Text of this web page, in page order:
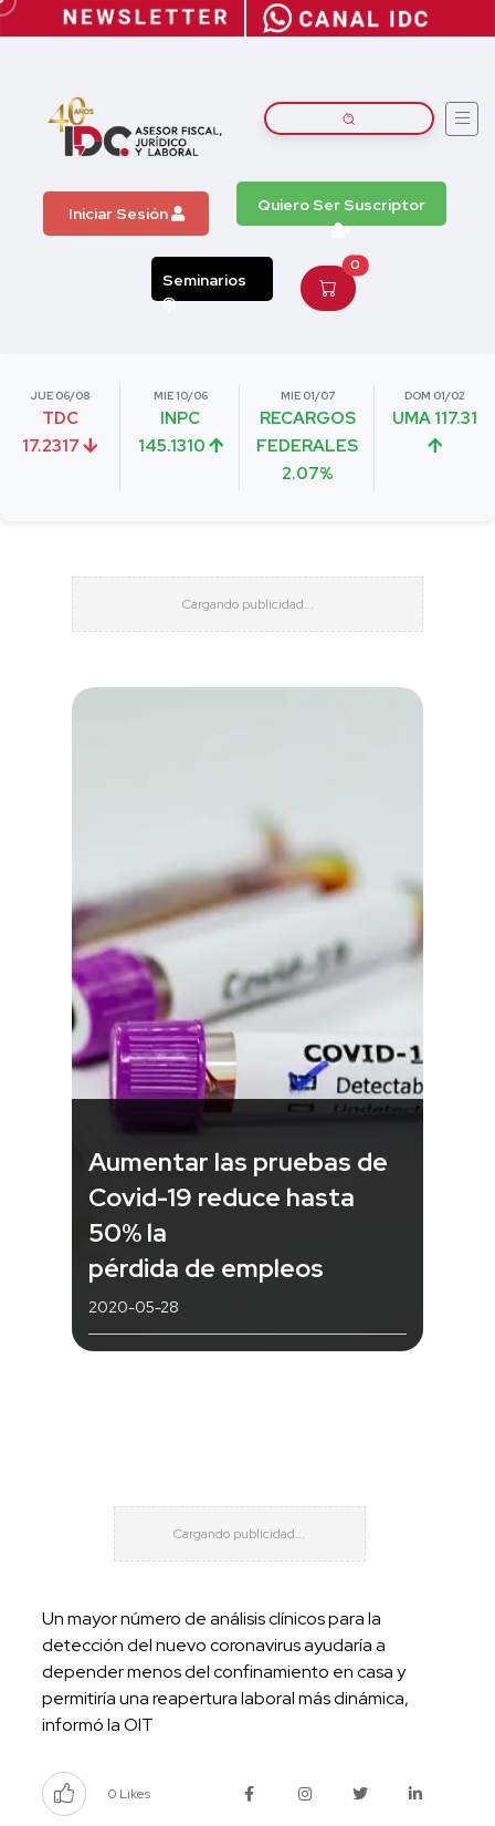
Iniciar Sesión Quiero Ser Suscriptor
Seminarios
0
JUE 06/08
TDC
17.2317
MIE 10/06
INPC
145.1310
MIE 01/07
RECARGOS
FEDERALES
2.07%
DOM 01/02
UMA 117.31
Aumentar las pruebas de
Covid-19 reduce hasta
50% la
pérdida de empleos
2020-05-28
Un mayor número de análisis clínicos para la
detección del nuevo coronavirus ayudaría a
depender menos del confinamiento en casa y
permitiría una reapertura laboral más dinámica,
informó la OIT
0 Likes